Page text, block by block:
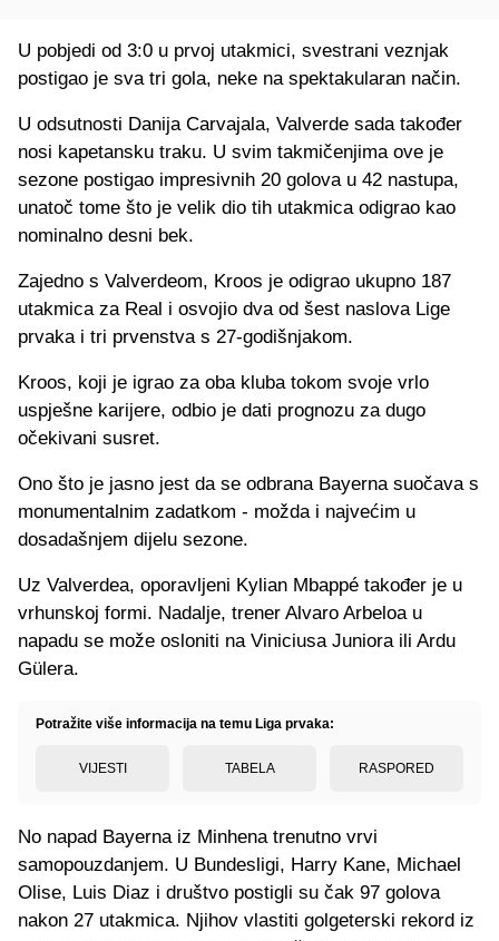
U pobjedi od 3:0 u prvoj utakmici, svestrani veznjak
postigao je sva tri gola, neke na spektakularan način.
U odsutnosti Danija Carvajala, Valverde sada također
nosi kapetansku traku. U svim takmičenjima ove je
sezone postigao impresivnih 20 golova u 42 nastupa,
unatoč tome što je velik dio tih utakmica odigrao kao
nominalno desni bek.
Zajedno s Valverdeom, Kroos je odigrao ukupno 187
utakmica za Real i osvojio dva od šest naslova Lige
prvaka i tri prvenstva s 27-godišnjakom.
Kroos, koji je igrao za oba kluba tokom svoje vrlo
uspješne karijere, odbio je dati prognozu za dugo
očekivani susret.
Ono što je jasno jest da se odbrana Bayerna suočava s
monumentalnim zadatkom - možda i najvećim u
dosadašnjem dijelu sezone.
Uz Valverdea, oporavljeni Kylian Mbappé također je u
vrhunskoj formi. Nadalje, trener Alvaro Arbeloa u
napadu se može osloniti na Viniciusa Juniora ili Ardu
Gülera.
Potražite više informacija na temu Liga prvaka:
VIJESTI TABELA RASPORED
No napad Bayerna iz Minhena trenutno vrvi
samopouzdanjem. U Bundesligi, Harry Kane, Michael
Olise, Luis Diaz i društvo postigli su čak 97 golova
nakon 27 utakmica. Njihov vlastiti golgeterski rekord iz